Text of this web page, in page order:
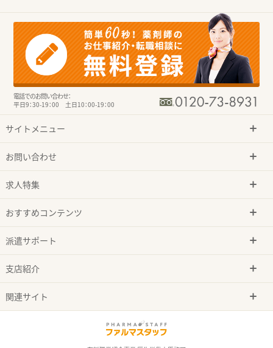
電話でのお問い合わせ：
平日9：30-19：00 土日10：00-19：00
サイトメニュー
お問い合わせ
求人特集
おすすめコンテンツ
派遣サポート
支店紹介
関連サイト